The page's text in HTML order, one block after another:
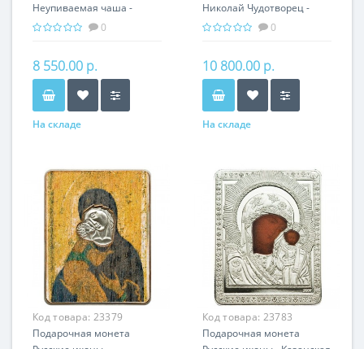
Неупиваемая чаша -
Икона серебро 31.10 гр
0
8 550.00 р.
На складе
Николай Чудотворец -
Икона серебро 31.10 гр -
0
10 800.00 р.
На складе
Код товара: 23379
Подарочная монета
Код товара: 23783
Подарочная монета